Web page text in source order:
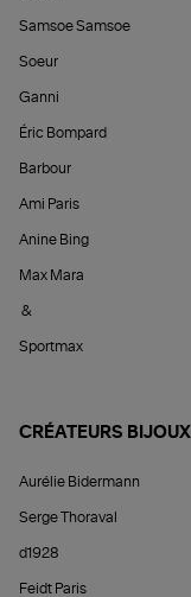
Samsoe Samsoe
Soeur
Ganni
Éric Bompard
Barbour
Ami Paris
Anine Bing
Max Mara
&
Sportmax
CRÉATEURS BIJOUX
Aurélie Bidermann
Serge Thoraval
d1928
Feidt Paris